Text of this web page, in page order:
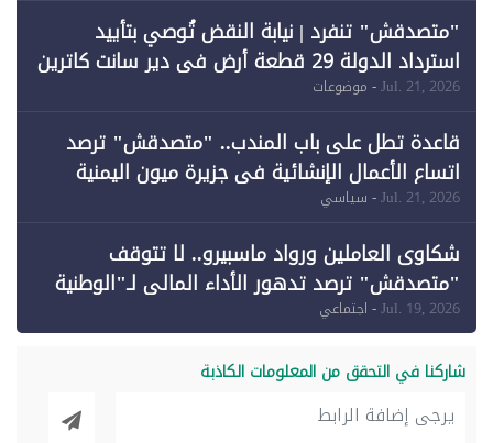
"متصدقش" تنفرد | نيابة النقض تُوصي بتأييد
استرداد الدولة 29 قطعة أرض في دير سانت كاترين
وقبول طعن الحكومة جزئيًا (1)
Jul. 21, 2026- موضوعات
قاعدة تطل على باب المندب.. "متصدقش" ترصد
اتساع الأعمال الإنشائية في جزيرة ميون اليمنية
Jul. 21, 2026- سياسي
شكاوى العاملين ورواد ماسبيرو.. لا تتوقف
"متصدقش" ترصد تدهور الأداء المالي لـ"الوطنية
للإعلام"
Jul. 19, 2026- اجتماعي
شاركنا في التحقق من المعلومات الكاذبة